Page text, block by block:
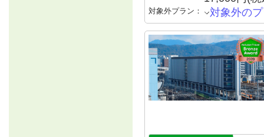
対象外プラン： 対象外の